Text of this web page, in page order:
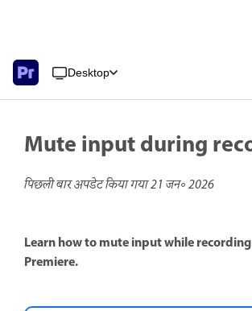
Desktop
Mute input during
पिछली बार अपडेट किया गया21 जन॰ 2026
Learn how to mute input while
Premiere.